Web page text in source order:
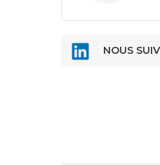
NOUS